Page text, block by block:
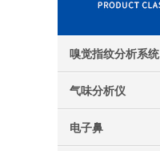
嗅觉指纹分析系统
气味分析仪
电子鼻